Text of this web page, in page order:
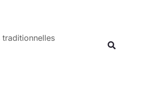
traditionnelles